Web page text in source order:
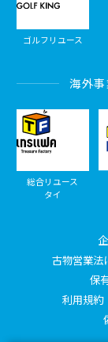
ゴルフリユース
海外
総合リユース
タイ
古物営業法
保
利用規約